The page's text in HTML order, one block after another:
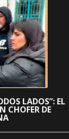
LADOS”: EL
CHOFER DE